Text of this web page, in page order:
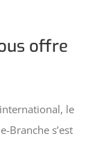
offre
le
Branche s’est